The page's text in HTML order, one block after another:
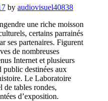
by audiovisuel40838
une riche moisson
certains parrainés
ses partenaires. Figurent
de nombreuses
Internet et plusieurs
public destinées aux
Le Laboratoire
de tables rondes,
d’exposition.